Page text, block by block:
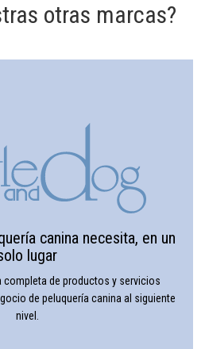
otras marcas?
canina necesita, en un
lugar
completa de productos y servicios
de peluquería canina al siguiente
nivel.